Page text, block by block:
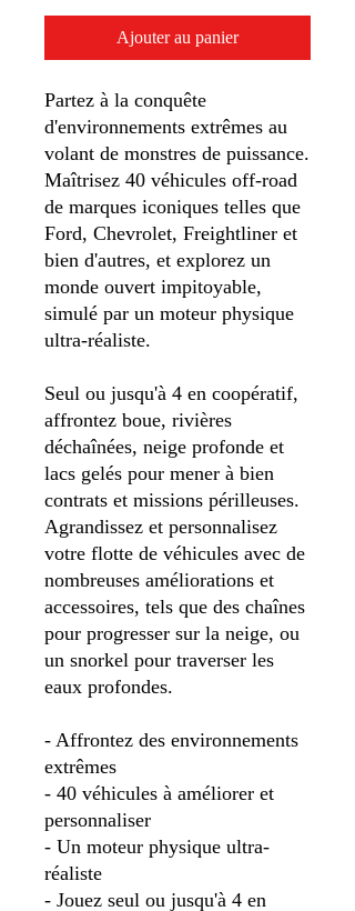
Ajouter au panier
Partez à la conquête
d'environnements extrêmes au
volant de monstres de puissance.
Maîtrisez 40 véhicules off-road
de marques iconiques telles que
Ford, Chevrolet, Freightliner et
bien d'autres, et explorez un
monde ouvert impitoyable,
simulé par un moteur physique
ultra-réaliste.
Seul ou jusqu'à 4 en coopératif,
affrontez boue, rivières
déchaînées, neige profonde et
lacs gelés pour mener à bien
contrats et missions périlleuses.
Agrandissez et personnalisez
votre flotte de véhicules avec de
nombreuses améliorations et
accessoires, tels que des chaînes
pour progresser sur la neige, ou
un snorkel pour traverser les
eaux profondes.
- Affrontez des environnements
extrêmes
- 40 véhicules à améliorer et
personnaliser
- Un moteur physique ultra-
réaliste
- Jouez seul ou jusqu'à 4 en